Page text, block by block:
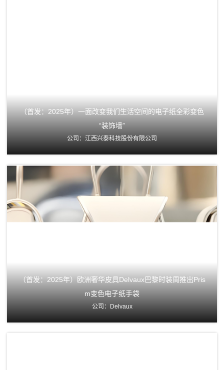
（首发：2025年）一面改变我们生活空间的电子纸全彩变色
“装饰墙”
公司：江西兴泰科技股份有限公司
（首发：2025年）欧洲奢华皮具Delvaux巴黎时装周推出Pris
m变色电子纸手袋
公司：Delvaux